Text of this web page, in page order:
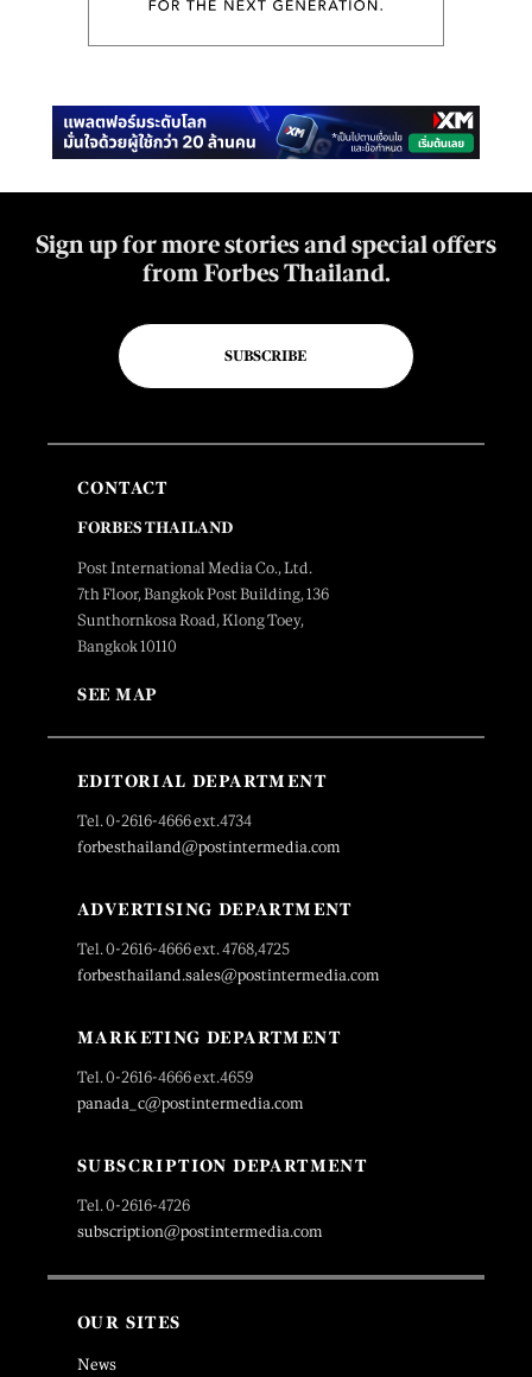
Sign up for more stories and special offers
from Forbes Thailand.
SUBSCRIBE
CONTACT
FORBES THAILAND
Post International Media Co., Ltd.
7th Floor, Bangkok Post Building, 136
Sunthornkosa Road, Klong Toey,
Bangkok 10110
SEE MAP
EDITORIAL DEPARTMENT
Tel. 0-2616-4666 ext.4734
forbesthailand@postintermedia.com
ADVERTISING DEPARTMENT
Tel. 0-2616-4666 ext. 4768,4725
forbesthailand.sales@postintermedia.com
MARKETING DEPARTMENT
Tel. 0-2616-4666 ext.4659
panada_c@postintermedia.com
SUBSCRIPTION DEPARTMENT
Tel. 0-2616-4726
subscription@postintermedia.com
OUR SITES
News